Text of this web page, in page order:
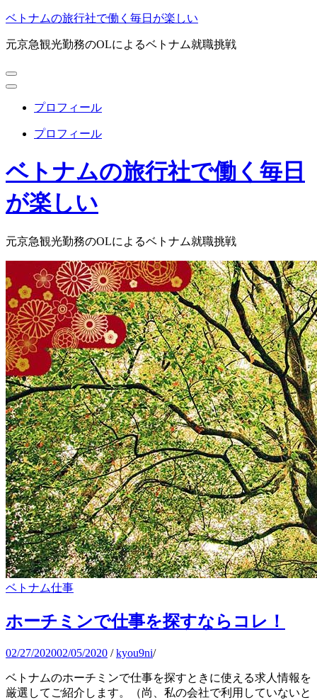
コ
テ
ツ
へ
(Enter
を
押
す)
ベトナムの旅行社で働く毎日が楽しい
元京急観光勤務のOLによるベトナム就職挑戦
プロフィール
プロフィール
ベトナムの旅行社で働く毎日
が楽しい
元京急観光勤務のOLによるベトナム就職挑戦
ベトナム仕事
ホーチミンで仕事を探すならコレ！
02/27/202002/05/2020 /kyou9ni/
ベトナムのホーチミンで仕事を探すときに使える求人情報を
厳選してご紹介します。（尚、私の会社で利用していないと